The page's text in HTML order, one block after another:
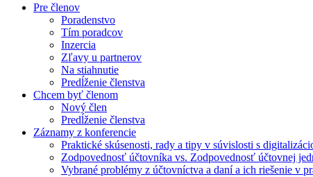
Pre členov
Poradenstvo
Tím poradcov
Inzercia
Zľavy u partnerov
Na stiahnutie
Predĺženie členstva
Chcem byť členom
Nový člen
Predĺženie členstva
Záznamy z konferencie
Praktické skúsenosti, rady a tipy v súvislosti s
Zodpovednosť účtovníka vs. Zodpovednosť účtovnej
Vybrané problémy z účtovníctva a daní a ich riešenie v